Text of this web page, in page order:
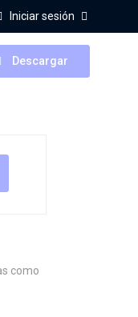
Iniciar sesión
Descargar
como